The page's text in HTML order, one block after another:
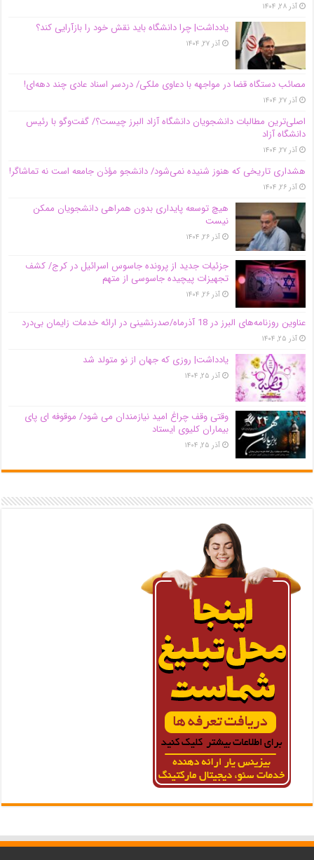
آذر ۲۸, ۱۴۰۴
یادداشت| چرا دانشگاه باید نقش خود را بازآرایی کند؟
آذر ۲۷, ۱۴۰۴
مصائب دستگاه قضا در مواجهه با دعاوی ملکی/ دردسر اسناد عادی چند‌ دهه‌ای!
آذر ۲۷, ۱۴۰۴
اصلی‌ترین مطالبات دانشجویان دانشگاه آزاد البرز چیست؟/ گفت‌وگو با رئیس
دانشگاه آز‌اد
آذر ۲۷, ۱۴۰۴
هشداری تاریخی که هنوز شنیده نمی‌شود/ دانشجو مؤذن جامعه است نه تماشاگر!
آذر ۲۶, ۱۴۰۴
هیچ توسعه پایداری بدون همراهی دانشجویان ممکن
نیست
آذر ۲۶, ۱۴۰۴
جزئیات جدید از پرونده جاسوس اسرائیل در کرج/‌ کشف
تجهیزات پیچیده جاسوسی از متهم
آذر ۲۶, ۱۴۰۴
عناوین روزنامه‌های البرز در ‌18 آذرماه/صدرنشینی در ارائه خدمات زایمان بی‌درد
آذر ۲۵, ۱۴۰۴
یادداشت| روزی که جهان از نو متولد شد
آذر ۲۵, ۱۴۰۴
وقتی وقف چراغ امید نیازمندان می شود/ موقوفه ای پای
بیماران کلیوی ایستاد
آذر ۲۵, ۱۴۰۴